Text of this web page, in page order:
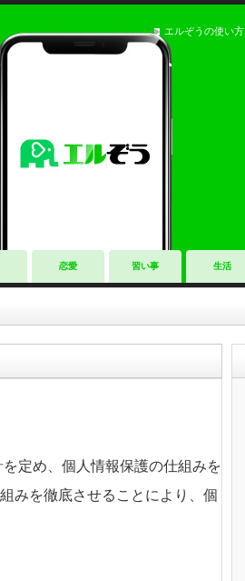
エルぞうの使い方
恋愛 習い事 生活
定め、個人情報保護の仕組みを
みを徹底させることにより、個